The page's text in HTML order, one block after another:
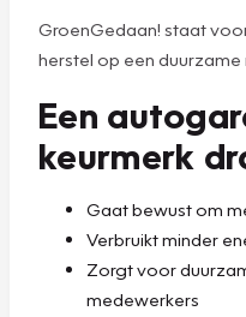
GroenGedaan! staat
herstel op een duurzame
Een
keurmerk
Gaat bewust om
Verbruikt minder
Zorgt voor
medewerkers